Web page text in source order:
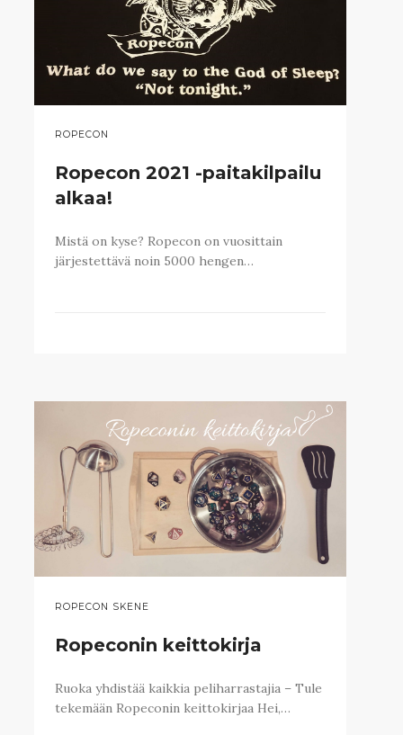
ROPECON
Ropecon 2021 -paitakilpailu
alkaa!
Mistä on kyse? Ropecon on vuosittain
järjestettävä noin 5000 hengen…
ROPECON SKENE
Ropeconin keittokirja
Ruoka yhdistää kaikkia peliharrastajia – Tule
tekemään Ropeconin keittokirjaa Hei,…